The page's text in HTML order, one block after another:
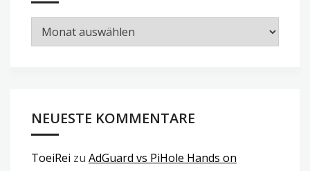
Archiv
NEUESTE KOMMENTARE
ToeiRei zu AdGuard vs PiHole Hands on